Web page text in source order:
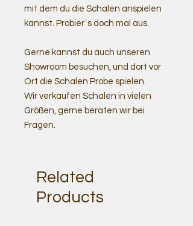
mit dem du die Schalen anspielen
kannst. Probier´s doch mal aus.
Gerne kannst du auch unseren
Showroom besuchen, und dort vor
Ort die Schalen Probe spielen.
Wir verkaufen Schalen in vielen
Größen, gerne beraten wir bei
Fragen.
Related
Products